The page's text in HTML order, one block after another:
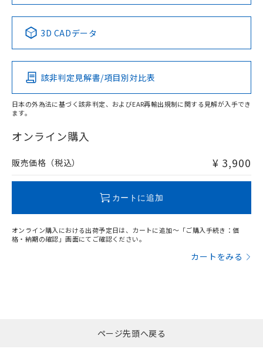
Pb Hg Cd Cr(VI)
O
在庫等で未対応品が混在する可能性があります。
問い合わせください。
No No No No
この製品の規格認証/適合状況ページへ
その他の認証はこちらのページからご検索ください
3D CADデータ
該非判定見解書/項目別対比表
日本の外為法に基づく該非判定、およびEAR再輸出規制に関する見解が入手でき
ます。
オンライン購入
販売価格（税込） ¥ 3,900
カートに追加
オンライン購入における出荷予定日は、カートに追加～「ご購入手続き：価
格・納期の確認」画面にてご確認ください。
カートをみる
ページ先頭へ戻る